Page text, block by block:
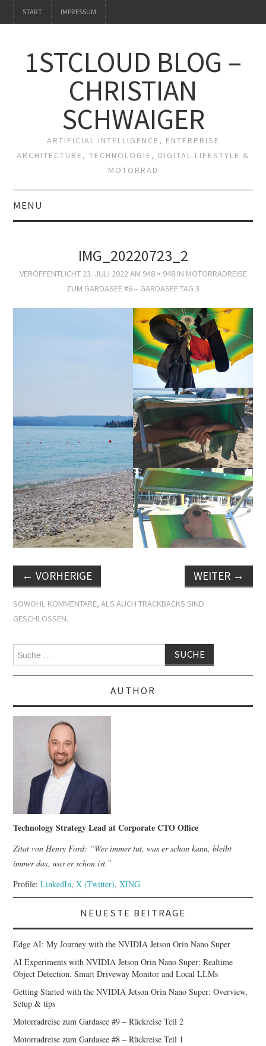
START IMPRESSUM
1STCLOUD BLOG –
CHRISTIAN
SCHWAIGER
ARTIFICIAL INTELLIGENCE, ENTERPRISE
ARCHITECTURE, TECHNOLOGIE, DIGITAL LIFESTYLE &
MOTORRAD
MENU
IMPRESSUMIMG_20220723_2
VERÖFFENTLICHT 23. JULI 2022AM 948 × 948IN MOTORRADREISE
ZUM GARDASEE #6 – GARDASEE TAG 3
← VORHERIGE WEITER →
SOWOHL KOMMENTARE, ALS AUCH TRACKBACKS SIND
GESCHLOSSEN.
Suche
nach:
AUTHOR
Technology Strategy Lead at Corporate CTO Office
Zitat von Henry Ford: “Wer immer tut, was er schon kann, bleibt
immer das, was er schon ist.”
Profile:LinkedIn,X (Twitter),XING
NEUESTE BEITRÄGE
Edge AI: My Journey with the NVIDIA Jetson Orin Nano Super
AI Experiments with NVIDIA Jetson Orin Nano Super: Realtime
Object Detection, Smart Driveway Monitor and Local LLMs
Getting Started with the NVIDIA Jetson Orin Nano Super: Overview,
Setup & tips
Motorradreise zum Gardasee #9 – Rückreise Teil 2
Motorradreise zum Gardasee #8 – Rückreise Teil 1